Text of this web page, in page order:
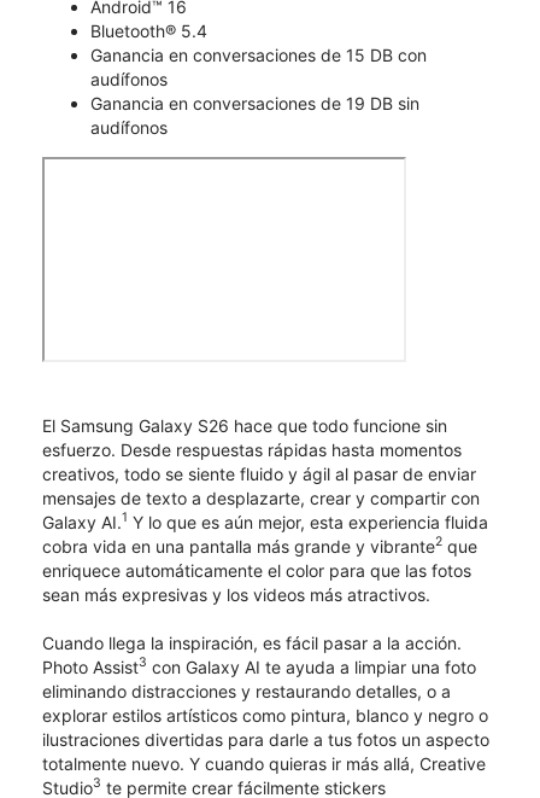
Android™ 16
Bluetooth® 5.4
Ganancia en conversaciones de 15 DB con
audífonos
Ganancia en conversaciones de 19 DB sin
audífonos
El Samsung Galaxy S26 hace que todo funcione sin
esfuerzo. Desde respuestas rápidas hasta momentos
creativos, todo se siente fluido y ágil al pasar de enviar
mensajes de texto a desplazarte, crear y compartir con
Galaxy AI.1 Y lo que es aún mejor, esta experiencia fluida
cobra vida en una pantalla más grande y vibrante2 que
enriquece automáticamente el color para que las fotos
sean más expresivas y los videos más atractivos.
Cuando llega la inspiración, es fácil pasar a la acción.
Photo Assist3 con Galaxy AI te ayuda a limpiar una foto
eliminando distracciones y restaurando detalles, o a
explorar estilos artísticos como pintura, blanco y negro o
ilustraciones divertidas para darle a tus fotos un aspecto
totalmente nuevo. Y cuando quieras ir más allá, Creative
Studio3 te permite crear fácilmente stickers